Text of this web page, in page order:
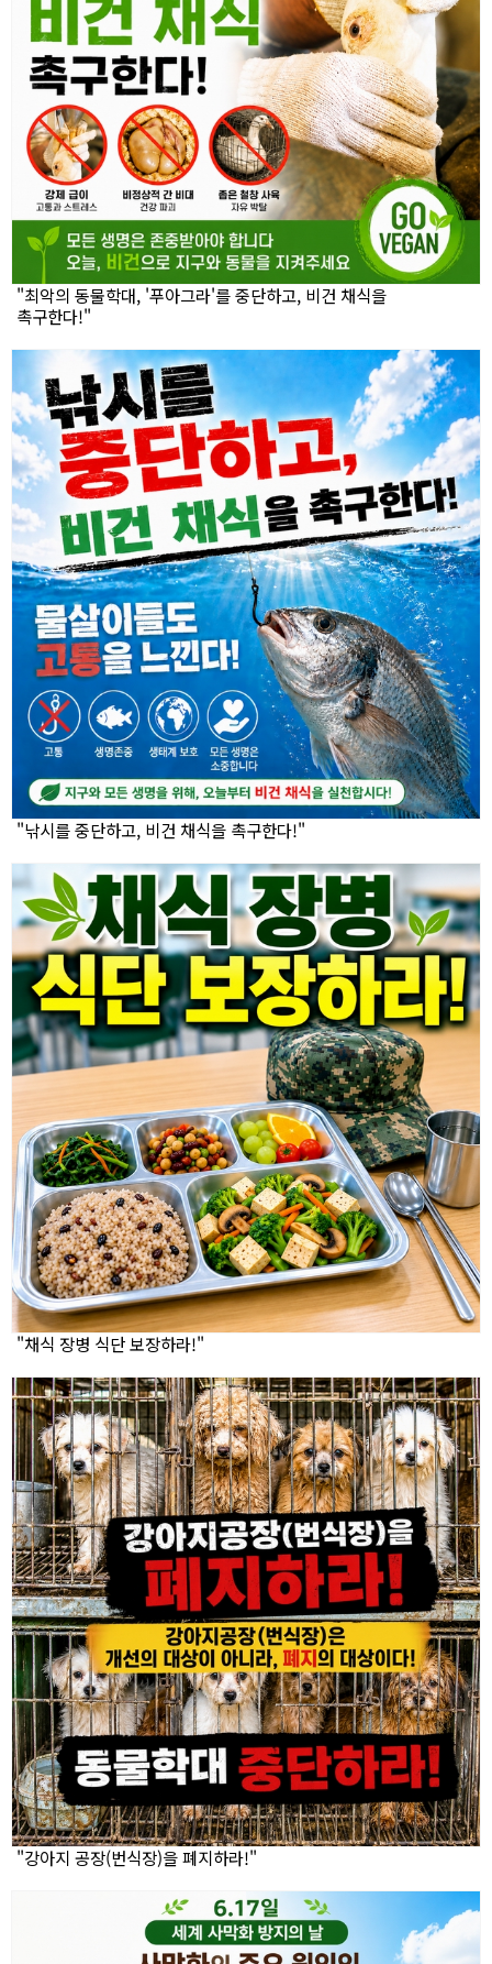
"최악의 동물학대, '푸아그라'를 중단하고, 비건 채식을
촉구한다!"
"낚시를 중단하고, 비건 채식을 촉구한다!"
"채식 장병 식단 보장하라!"
"강아지 공장(번식장)을 폐지하라!"